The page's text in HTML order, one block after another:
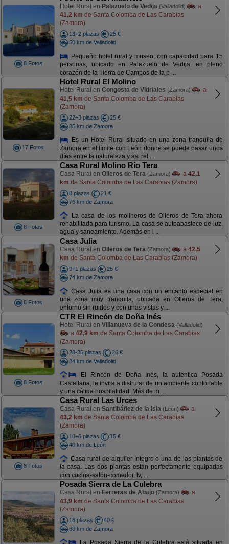
8 Fotos
Hotel Rural en Palazuelo de Vedija (Valladolid)
a
41,2 km de Santa Colomba de Las Carabias
(Zamora)
13+2 plazas
25 €
50 km de Valladolid
Pequeño hotel rural y museo, con capacidad para 15
personas, ubicado en Palazuelo de Vedija, en pleno
corazón de la Tierra de Campos de la p ...
17 Fotos
Hotel Rural El Molino
Hotel Rural en Congosta de Vidriales (Zamora)
a
41,5 km de Santa Colomba de Las Carabias
(Zamora)
22+3 plazas
25 €
85 km de Zamora
Es un Hotel Rural situado en una zona tranquila de
Zamora en el límite con León donde se puede pasar unos
días entre la naturaleza y asi rel ...
8 Fotos
Casa Rural Molino Río Tera
Casa Rural en Olleros de Tera (Zamora) a 42,1
km de Santa Colomba de Las Carabias (Zamora)
8 plazas
21 €
76 km de Zamora
La casa de los molineros de Olleros de Tera ahora
rehabilitada para turismo. La casa se autoabastece de luz,
agua y saneamiento. Además en l ...
8 Fotos
Casa Julia
Casa Rural en Olleros de Tera (Zamora) a 42,5
km de Santa Colomba de Las Carabias (Zamora)
9+1 plazas
25 €
74 km de Zamora
Casa Julia es una casa con un encanto especial en
una zona muy tranquila, ubicada en Olleros de Tera,
entorno sin ruidos y con unas vistas y ...
8 Fotos
CTR El Rincón de Doña Inés
Hotel Rural en Villanueva de la Condesa (Valladolid)
a 42,9 km de Santa Colomba de Las Carabias
(Zamora)
28-35 plazas
26 €
84 km de Valladolid
El Rincón de Doña Inés, la auténtica Posada
Castellana, le invita a disfrutar de un ambiente confortable
y una cálida hospitalidad. Más de m ...
8 Fotos
Casa Rural Las Urces
Casa Rural en Santibáñez de la Isla (León)
a
43,2 km de Santa Colomba de Las Carabias
(Zamora)
10+6 plazas
15 €
40 km de León
Casa rural de alquiler íntegro o una de las plantas de
la casa. Las dos plantas están perfectamente equipadas
con cocina-salón-comedor, tv, ...
Posada Sierra de La Culebra
Casa Rural en Ferreras de Abajo (Zamora)
a
43,9 km de Santa Colomba de Las Carabias
(Zamora)
16 plazas
40 €
60 km de Zamora
La Posada Sierra de la Culebra está situada en